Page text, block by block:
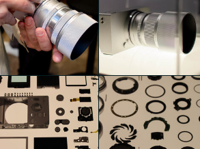
Mondo delle
Fotocamere e
degli Obiettivi
Yeni Tatiana
Sartori
Mondo delle
Fotocamere e
degli Obiettivi
Yeni Tatiana
SIGMA AIZU
GIAPPONE – Il
Mondo delle
Fotocamere e
degli Obiettivi
SIGMA AIZU
GIAPPONE – Il
Mondo delle
Fotocamere e